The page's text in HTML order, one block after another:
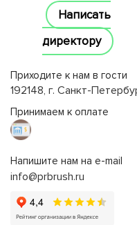
Написать
директору
Приходите к нам в гости
192148, г. Санкт-
Принимаем к оплате
Напишите нам на e-mail
info@prbrush.ru